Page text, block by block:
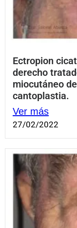
Ectropion
derecho
miocutáneo
cantoplastia.
Ver más
27/02/2022